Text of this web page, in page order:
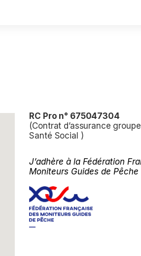
RC Pro n° 675047304
(Contrat d’assurance
Santé Social )
J’adhère à la Fédération
Moniteurs Guides de Pêche